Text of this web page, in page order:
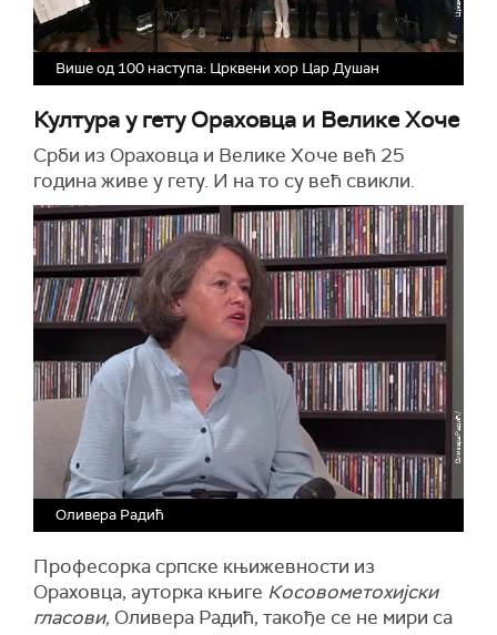
Више од 100 наступа: Црквени хор Цар Душан
Култура у гету Ораховца и Велике Хоче
Срби из Ораховца и Велике Хоче већ 25
година живе у гету. И на то су већ свикли.
Оливера Радић
Професорка српске књижевности из
Ораховца, ауторка књиге Косовометохијски
гласови, Оливера Радић, такође се не мири са